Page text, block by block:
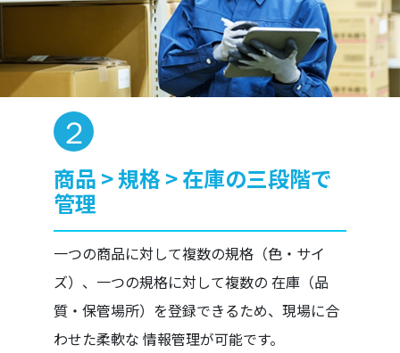
商品 > 規格 > 在庫の三段階で
管理
一つの商品に対して複数の規格（色・サイ
ズ）、一つの規格に対して複数の 在庫（品
質・保管場所）を登録できるため、現場に合
わせた柔軟な 情報管理が可能です。